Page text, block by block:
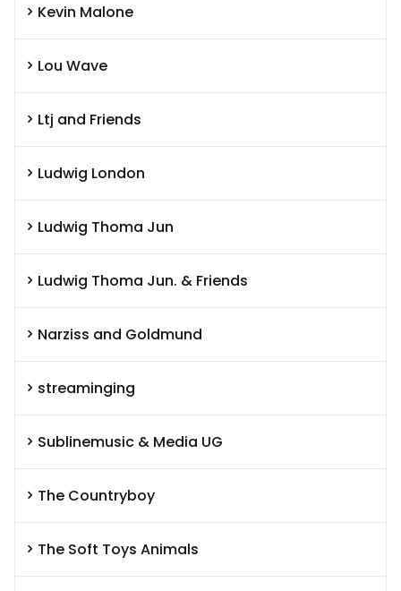
Kevin Malone
Lou Wave
Ltj and Friends
Ludwig London
Ludwig Thoma Jun
Ludwig Thoma Jun. & Friends
Narziss and Goldmund
streaminging
Sublinemusic & Media UG
The Countryboy
The Soft Toys Animals